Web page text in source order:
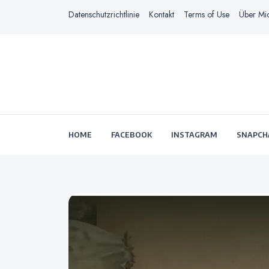
Datenschutzrichtlinie Kontakt Terms of Use Über
HOME FACEBOOK INSTAGRAM